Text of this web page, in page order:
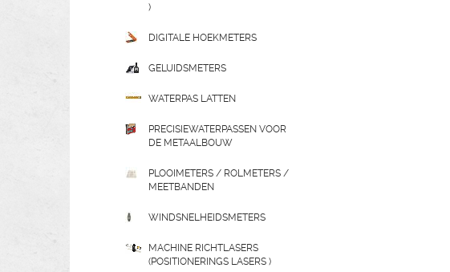
)
DIGITALE HOEKMETERS
GELUIDSMETERS
WATERPAS LATTEN
PRECISIEWATERPASSEN VOOR
DE METAALBOUW
PLOOIMETERS / ROLMETERS /
MEETBANDEN
WINDSNELHEIDSMETERS
MACHINE RICHTLASERS
(POSITIONERINGS LASERS )